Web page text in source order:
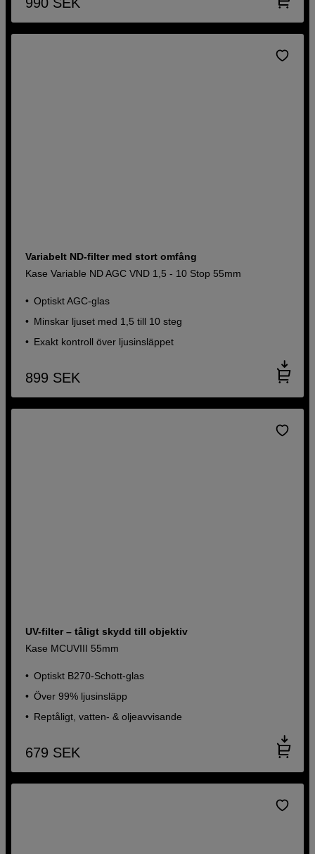
Variabelt ND-filter med stort omfång
Kase Variable ND AGC VND 1,5 - 10 Stop 55mm
Optiskt AGC-glas
Minskar ljuset med 1,5 till 10 steg
Exakt kontroll över ljusinsläppet
899 SEK
UV-filter – tåligt skydd till objektiv
Kase MCUVIII 55mm
Optiskt B270-Schott-glas
Över 99% ljusinsläpp
Reptåligt, vatten- & oljeavvisande
679 SEK